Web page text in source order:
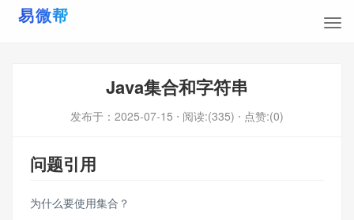
Java集合和字符串
发布于： 2025-07-15 ⋅ 阅读:(335) ⋅ 点赞:(0)
问题引用
为什么要使用集合？